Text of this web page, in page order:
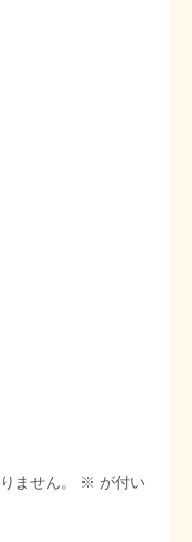
ル分室
ガ／旧・財研出版
ません。 ※ が付い